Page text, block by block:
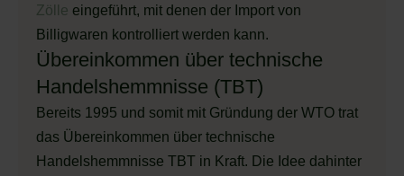
Zölle eingeführt, mit denen der Import von
Billigwaren kontrolliert werden kann.
Übereinkommen über technische
Handelshemmnisse (TBT)
Bereits 1995 und somit mit Gründung der WTO trat
das Übereinkommen über technische
Handelshemmnisse TBT in Kraft. Die Idee dahinter